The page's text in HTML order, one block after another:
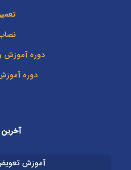
دوره
دوره
آخرین
آموزش